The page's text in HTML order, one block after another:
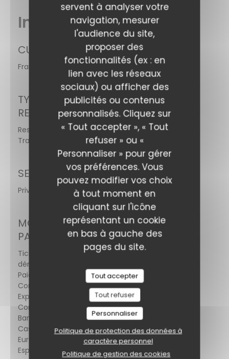
servent à analyser votre
navigation, mesurer
l'audience du site,
proposer des
fonctionnalités (ex : en
lien avec les réseaux
sociaux) ou afficher des
publicités ou contenus
personnalisés. Cliquez sur
« Tout accepter », « Tout
refuser » ou «
Personnaliser » pour gérer
vos préférences. Vous
pouvez modifier vos choix
à tout moment en
cliquant sur l'icône
représentant un cookie
en bas à gauche des
pages du site.
Tout accepter
Tout refuser
Personnaliser
Politique de protection des données à
caractère personnel
Politique de gestion des cookies
Infos pratiques
CUISINE
Française Traditionnelle
TYPE DE
RESTAURANT
Restaurant
Traditionnel
SERVICES
Privatisation, Accès Wifi, Terrasse
MOYENS DE
PAIEMENT
Ticket restaurant
dématérialisé, Amex,
Paiement Sans
Contact, American
Express, Sans
Contact, Apple Pay,
Bancontact / Mister
Cash, Maestro, Visa,
Eurocard/Mastercard,
Espèces, Carte Bleue
A Taaable